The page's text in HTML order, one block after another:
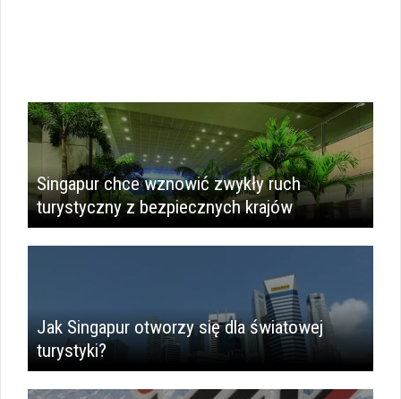
Singapur chce wznowić zwykły ruch
turystyczny z bezpiecznych krajów
Jak Singapur otworzy się dla światowej
turystyki?